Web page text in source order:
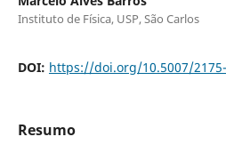
Instituto de Física, USP, São Carlos
DOI: https://doi.org/10.5007/
Resumo